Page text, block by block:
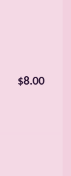
$8.00